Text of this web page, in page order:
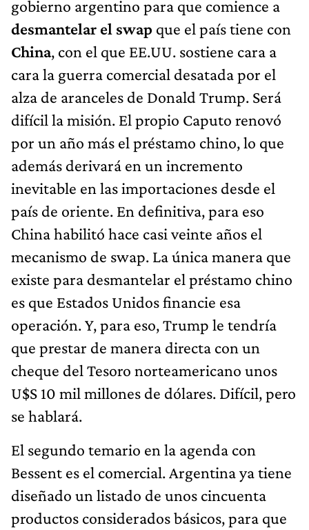
gobierno argentino para que comience a
desmantelar el swap que el país tiene con
China, con el que EE.UU. sostiene cara a
cara la guerra comercial desatada por el
alza de aranceles de Donald Trump. Será
difícil la misión. El propio Caputo renovó
por un año más el préstamo chino, lo que
además derivará en un incremento
inevitable en las importaciones desde el
país de oriente. En definitiva, para eso
China habilitó hace casi veinte años el
mecanismo de swap. La única manera que
existe para desmantelar el préstamo chino
es que Estados Unidos financie esa
operación. Y, para eso, Trump le tendría
que prestar de manera directa con un
cheque del Tesoro norteamericano unos
U$S 10 mil millones de dólares. Difícil, pero
se hablará.
El segundo temario en la agenda con
Bessent es el comercial. Argentina ya tiene
diseñado un listado de unos cincuenta
productos considerados básicos, para que